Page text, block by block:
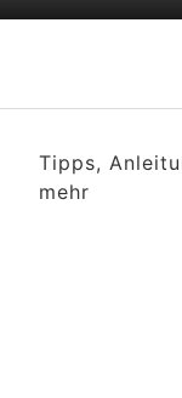
Tipps,
mehr